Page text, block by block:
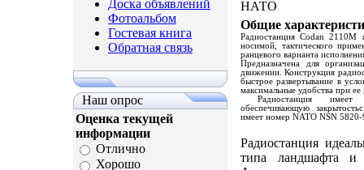
Доска объявлений
Фотоальбом
Гостевая книга
Обратная связь
Наш опрос
Оценка текущей
информации
Отлично
Хорошо
НАТО
Общие
РадиостанцияCodan 2110M
носимой, тактического
ранцевого варианта
Предназначена для
движении. Конструкция
быстрое развертывание в
максимальные удобства при ее
Радиостанция
обеспечивающую
имеет номер NATO NSN
Радиостанция
типа ландшафта и